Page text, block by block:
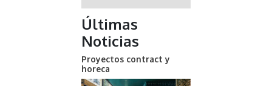
Últimas
Noticias
Proyectos contract y
horeca